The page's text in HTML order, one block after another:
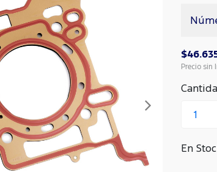
Siguiente
Precio sin
En